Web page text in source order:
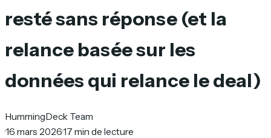
resté sans réponse (et la
relance basée sur les
données qui relance le deal)
HummingDeck Team
·16 mars 2026·17 min de lecture